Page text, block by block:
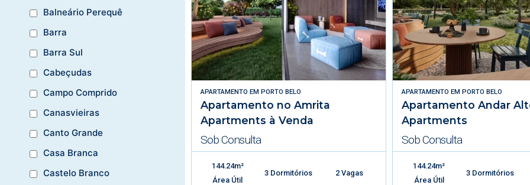
Balneário Perequê
Barra
Barra Sul
Cabeçudas
Campo Comprido
Canasvieiras
Canto Grande
Casa Branca
Castelo Branco
APARTAMENTO EM PORTO BELO
Apartamento no Amrita
Apartments à Venda
Sob Consulta
144.24m²
Área Útil
3 Dormitórios 2 Vagas
APARTAMENTO EMPORTO BELO
Apartamento Andar
Apartments
Sob Consulta
144.24m²
Área Útil
3 Dormitórios